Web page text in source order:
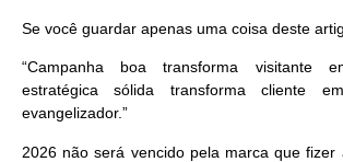
Se você guardar apenas uma coisa deste
“Campanha boa transforma visitante
estratégica sólida transforma cliente
evangelizador.”
2026 não será vencido pela marca que fizer